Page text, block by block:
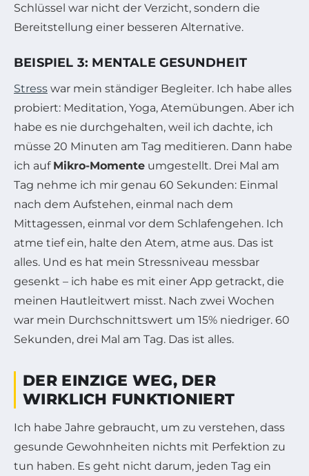
Schlüssel war nicht der Verzicht, sondern die
Bereitstellung einer besseren Alternative.
BEISPIEL 3: MENTALE GESUNDHEIT
Stress war mein ständiger Begleiter. Ich habe alles
probiert: Meditation, Yoga, Atemübungen. Aber ich
habe es nie durchgehalten, weil ich dachte, ich
müsse 20 Minuten am Tag meditieren. Dann habe
ich auf Mikro-Momente umgestellt. Drei Mal am
Tag nehme ich mir genau 60 Sekunden: Einmal
nach dem Aufstehen, einmal nach dem
Mittagessen, einmal vor dem Schlafengehen. Ich
atme tief ein, halte den Atem, atme aus. Das ist
alles. Und es hat mein Stressniveau messbar
gesenkt – ich habe es mit einer App getrackt, die
meinen Hautleitwert misst. Nach zwei Wochen
war mein Durchschnittswert um 15% niedriger. 60
Sekunden, drei Mal am Tag. Das ist alles.
DER EINZIGE WEG, DER
WIRKLICH FUNKTIONIERT
Ich habe Jahre gebraucht, um zu verstehen, dass
gesunde Gewohnheiten nichts mit Perfektion zu
tun haben. Es geht nicht darum, jeden Tag ein